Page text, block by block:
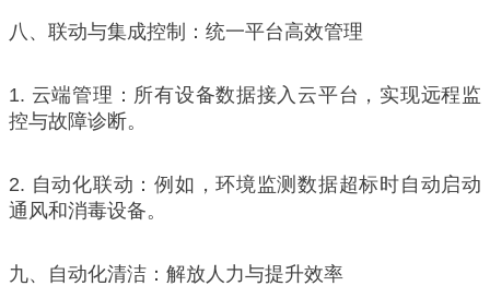
八、联动与集成控制：统一平台高效管理
1. 云端管理：所有设备数据接入云平台，实现远程监
控与故障诊断。
2. 自动化联动：例如，环境监测数据超标时自动启动
通风和消毒设备。
九、自动化清洁：解放人力与提升效率